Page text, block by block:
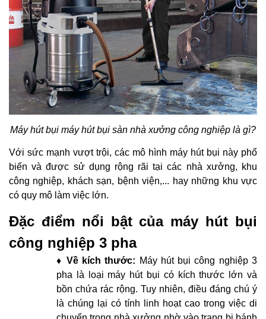
Máy hút bụi máy hút bụi sàn nhà xưởng công nghiệp là gì?
Với sức mạnh vượt trội, các mô hình máy hút bụi này phổ
biến và được sử dụng rộng rãi tại các nhà xưởng, khu
công nghiệp, khách sạn, bệnh viện,... hay những khu vực
có quy mô làm việc lớn.
Đặc điểm nổi bật của máy hút bụi
công nghiệp 3 pha
♦ Về kích thước: Máy hút bụi công nghiệp 3
pha là loại máy hút bụi có kích thước lớn và
bồn chứa rác rộng. Tuy nhiên, điều đáng chú ý
là chúng lại có tính linh hoạt cao trong việc di